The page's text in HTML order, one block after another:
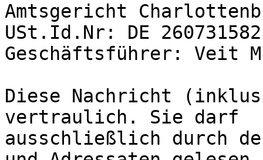
Amtsgericht
USt.Id.Nr: DE 260731582
Geschäftsführer: Veit
Diese Nachricht
vertraulich. Sie darf
ausschließlich durch